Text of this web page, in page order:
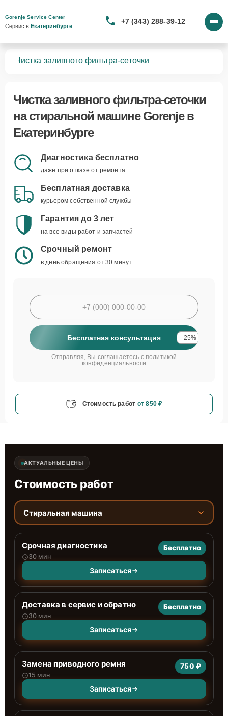
Gorenje Service Center
Сервис в Екатеринбурге
+7 (343) 288-39-12
Чистка заливного фильтра-сеточки
Чистка заливного фильтра-сеточки
на стиральной машине Gorenje в
Екатеринбурге
Диагностика бесплатно
даже при отказе от ремонта
Бесплатная доставка
курьером собственной службы
Гарантия до 3 лет
на все виды работ и запчастей
Срочный ремонт
в день обращения от 30 минут
Бесплатная консультация -25%
Отправляя, Вы соглашаетесь с политикой
конфиденциальности
Стоимость работ от 850 ₽
АКТУАЛЬНЫЕ ЦЕНЫ
Стоимость работ
Стиральная машина
Срочная диагностика
30 мин
Бесплатно
Записаться
Доставка в сервис и обратно
30 мин
Бесплатно
Записаться
Замена приводного ремня
15 мин
750 ₽
Записаться